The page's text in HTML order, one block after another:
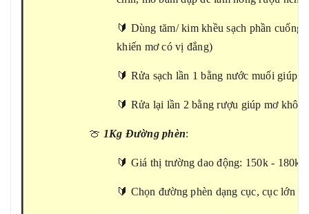
🔰 Dùng tăm/ kim khều sạch phần cuống
khiến mơ có vị đắng)
🔰 Rửa sạch lần 1 bằng nước muối giúp
🔰 Rửa lại lần 2 bằng rượu giúp mơ
🍈 1Kg Đường phèn:
🔰 Giá thị trường dao động: 150k - 180k/
🔰 Chọn đường phèn dạng cục, cục lớn